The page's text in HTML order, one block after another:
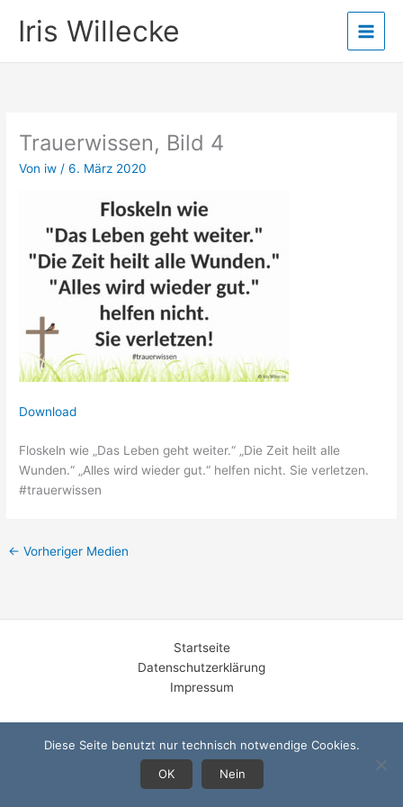
InhaltIris Willecke
Trauerwissen, Bild 4
Von iw /6. März 2020
Download
Floskeln wie „Das Leben geht weiter.“ „Die Zeit heilt alle
Wunden.“ „Alles wird wieder gut.“ helfen nicht. Sie verletzen.
#trauerwissen
← Vorheriger Medien
Startseite
Datenschutzerklärung
Impressum
Diese Seite benutzt nur technisch notwendige Cookies.
OK
Nein